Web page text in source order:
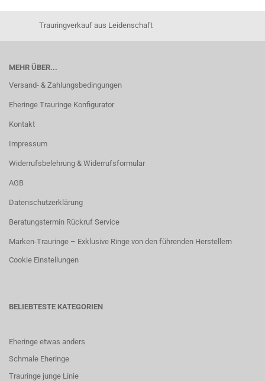
Trauringverkauf aus Leidenschaft
MEHR ÜBER...
Versand- & Zahlungsbedingungen
Eheringe Trauringe Konfigurator
Kontakt
Impressum
Widerrufsbelehrung & Widerrufsformular
AGB
Datenschutzerklärung
Beratungstermin Rückruf Service
Marken-Trauringe – Exklusive Ringe von den führenden Herstellern
Cookie Einstellungen
BELIEBTESTE KATEGORIEN
Eheringe etwas anders
Schmale Eheringe
Trauringe junge Linie